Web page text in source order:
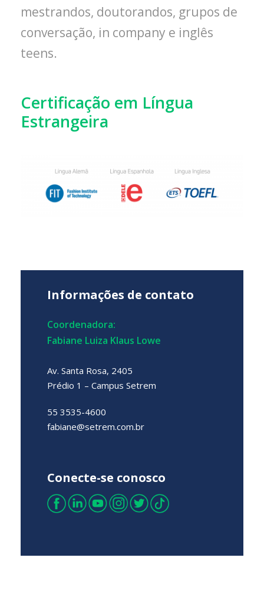
mestrandos, doutorandos, grupos de
conversação, in company e inglês
teens.
Certificação em Língua
Estrangeira
Informações de contato
Coordenadora:
Fabiane Luiza Klaus Lowe
Av. Santa Rosa, 2405
Prédio 1 – Campus Setrem
55 3535-4600
fabiane@setrem.com.br
Conecte-se conosco